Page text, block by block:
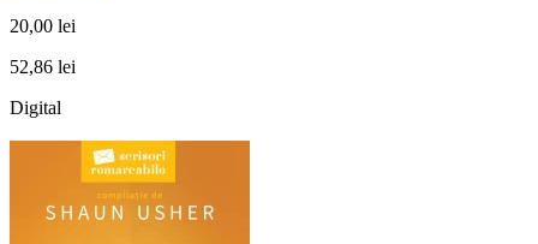
20,00 lei
52,86 lei
Digital